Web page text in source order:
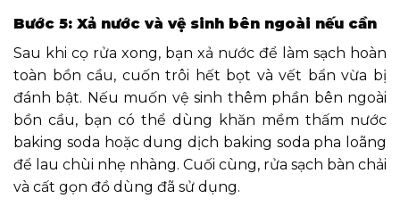
Bước 5: Xả nước và vệ sinh bên ngoài nếu cần
Sau khi cọ rửa xong, bạn xả nước để làm sạch hoàn
toàn bồn cầu, cuốn trôi hết bọt và vết bẩn vừa bị
đánh bật. Nếu muốn vệ sinh thêm phần bên ngoài
bồn cầu, bạn có thể dùng khăn mềm thấm nước
baking soda hoặc dung dịch baking soda pha loãng
để lau chùi nhẹ nhàng. Cuối cùng, rửa sạch bàn chải
và cất gọn đồ dùng đã sử dụng.